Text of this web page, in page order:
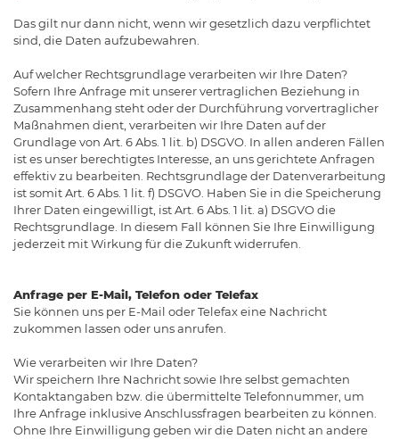
Das gilt nur dann nicht, wenn wir gesetzlich dazu verpflichtet
sind, die Daten aufzubewahren.
Auf welcher Rechtsgrundlage verarbeiten wir Ihre Daten?
Sofern Ihre Anfrage mit unserer vertraglichen Beziehung in
Zusammenhang steht oder der Durchführung vorvertraglicher
Maßnahmen dient, verarbeiten wir Ihre Daten auf der
Grundlage von Art. 6 Abs. 1 lit. b) DSGVO. In allen anderen Fällen
ist es unser berechtigtes Interesse, an uns gerichtete Anfragen
effektiv zu bearbeiten. Rechtsgrundlage der Datenverarbeitung
ist somit Art. 6 Abs. 1 lit. f) DSGVO. Haben Sie in die Speicherung
Ihrer Daten eingewilligt, ist Art. 6 Abs. 1 lit. a) DSGVO die
Rechtsgrundlage. In diesem Fall können Sie Ihre Einwilligung
jederzeit mit Wirkung für die Zukunft widerrufen.
Anfrage per E-Mail, Telefon oder Telefax
Sie können uns per E-Mail oder Telefax eine Nachricht
zukommen lassen oder uns anrufen.
Wie verarbeiten wir Ihre Daten?
Wir speichern Ihre Nachricht sowie Ihre selbst gemachten
Kontaktangaben bzw. die übermittelte Telefonnummer, um
Ihre Anfrage inklusive Anschlussfragen bearbeiten zu können.
Ohne Ihre Einwilligung geben wir die Daten nicht an andere